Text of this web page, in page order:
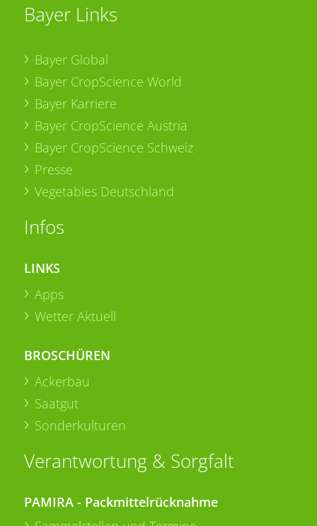
Bayer Links
Bayer Global
Bayer CropScience World
Bayer Karriere
Bayer CropScience Austria
Bayer CropScience Schweiz
Presse
Vegetables Deutschland
Infos
LINKS
Apps
Wetter Aktuell
BROSCHÜREN
Ackerbau
Saatgut
Sonderkulturen
Verantwortung & Sorgfalt
PAMIRA - Packmittelrücknahme